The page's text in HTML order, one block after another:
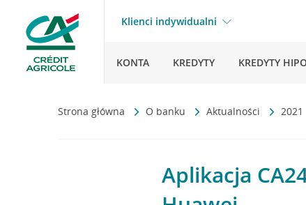
Klienci indywidualni
KONTA KREDYTY KREDYTY
Strona główna O banku Aktualności 2021
Aplikacja